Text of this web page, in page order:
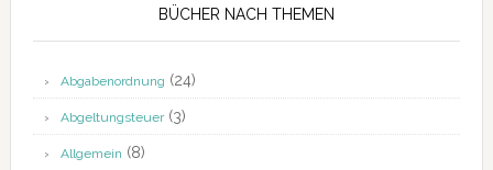
BÜCHER NACH THEMEN
Abgabenordnung (24)
Abgeltungsteuer(3)
Allgemein (8)